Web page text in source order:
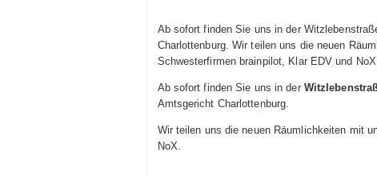
Ab sofort finden Sie uns in der
Charlottenburg. Wir teilen uns die neuen
Schwesterfirmen brainpilot, Klar EDV und
Ab sofort finden Sie uns in der
Amtsgericht Charlottenburg.
Wir teilen uns die neuen Räumlichkeiten mit
NoX.